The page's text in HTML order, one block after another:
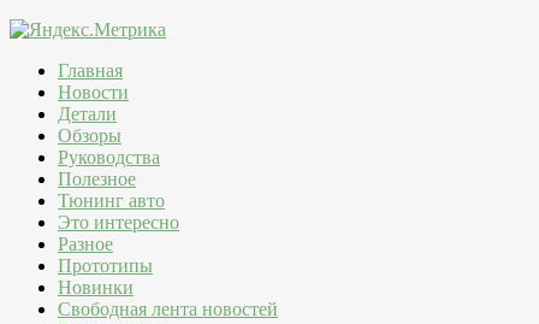
Главная
Новости
Детали
Обзоры
Руководства
Полезное
Тюнинг авто
Это интересно
Разное
Прототипы
Новинки
Свободная лента новостей